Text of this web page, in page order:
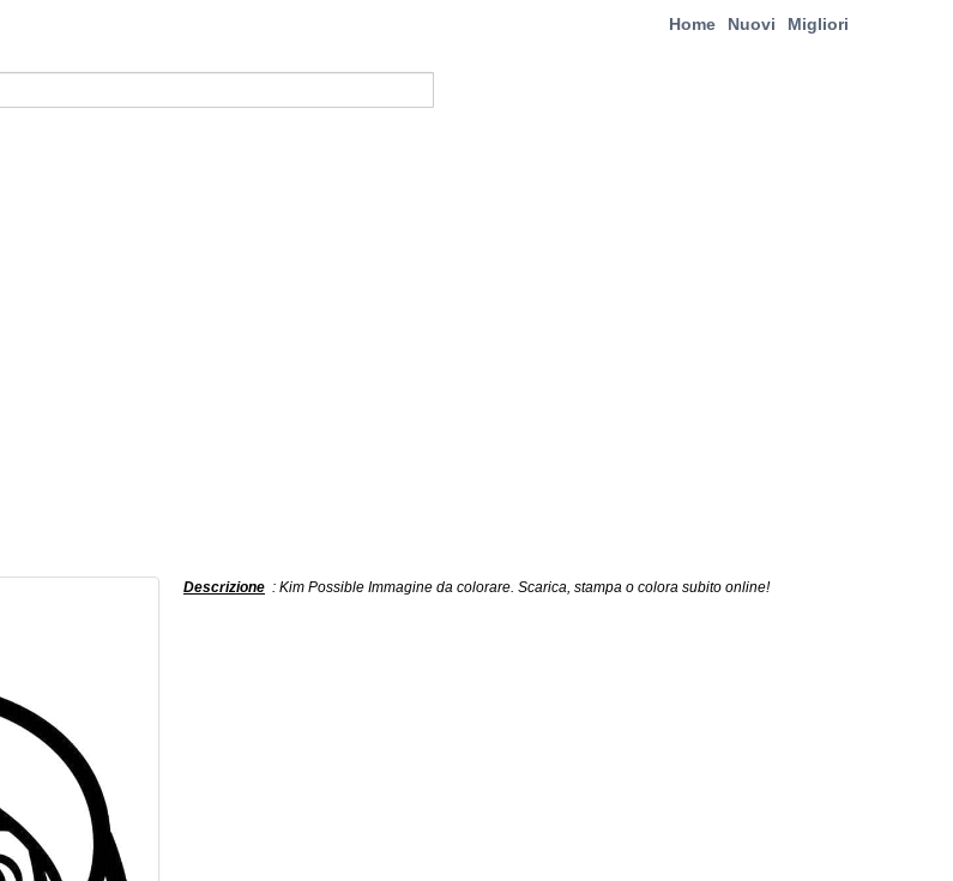
Home Nuovi Migliori
Descrizione : Kim Possible Immagine da colorare. Scarica, stampa o colora subito online!